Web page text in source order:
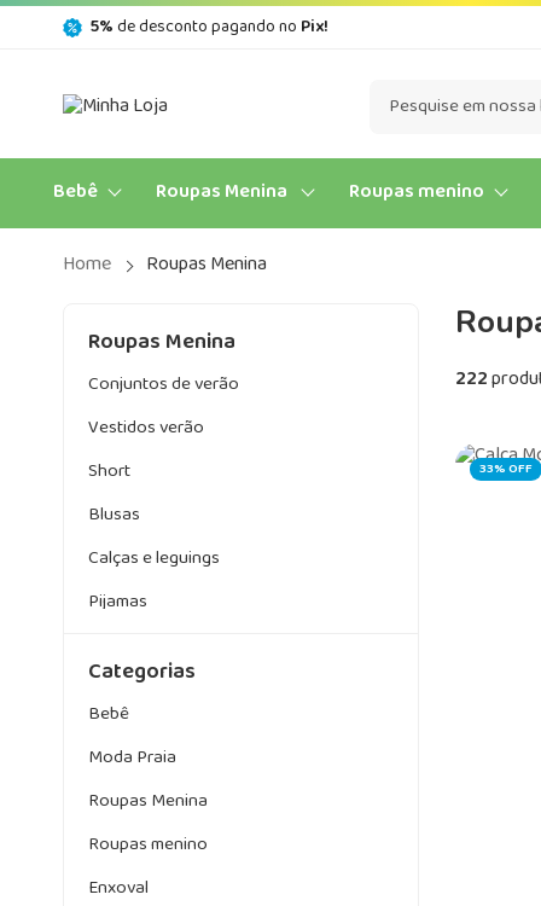
5%de desconto pagando no Pix!
Bebê Roupas Menina Roupas menino
Home Roupas Menina
Roupas Menina
Conjuntos de verão
Vestidos verão
Short
Blusas
Calças e leguings
Pijamas
Vestidos inverno
Categorias
Bebê
Moda Praia
Roupas Menina
Roupas menino
Enxoval
222
33% OFF